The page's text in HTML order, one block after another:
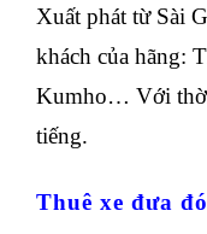
Xuất phát từ Sài
khách của hãng:
Kumho… Với
tiếng.
Thuê xe đưa